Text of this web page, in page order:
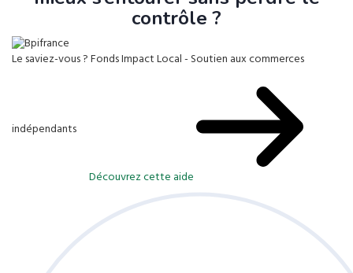
contrôle ?
Le saviez-vous ?Fonds Impact Local - Soutien aux commerces
indépendants
Découvrez cette aide